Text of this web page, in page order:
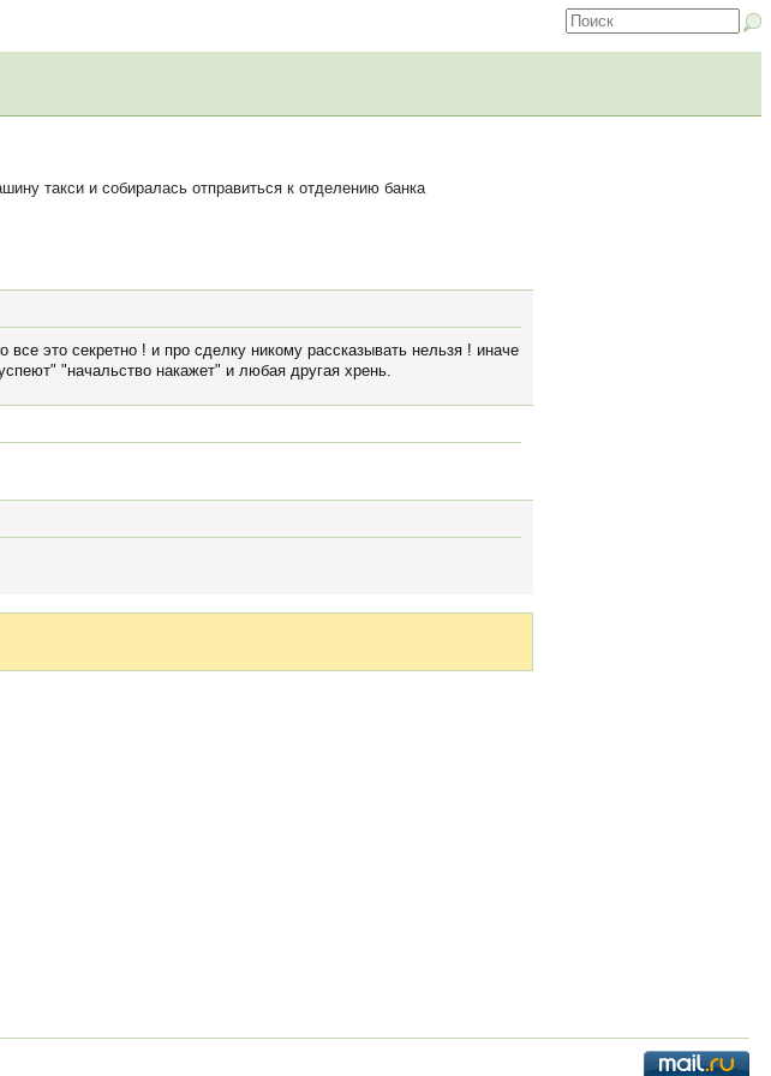
такси и собиралась отправиться к отделению банка
все это секретно ! и про сделку никому рассказывать нельзя ! иначе
"начальство накажет" и любая другая хрень.